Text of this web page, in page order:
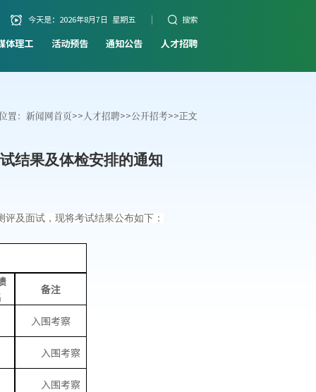
今天是： 2026年8月7日 星期五 搜索
体理工 活动预告 通知公告 人才招聘
置： 新闻网首页>>人才招聘>>公开招考>>正文
结果及体检安排的通知
评及面试 ，现将考试结果公布如下：
备注
入围考察
入围考察
入围考察